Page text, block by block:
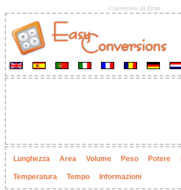
Conversioni da Ettari
Lunghezza Area Volume Peso Potere
Temperatura Tempo Informazioni